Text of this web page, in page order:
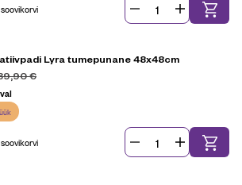
Lyra tumepunane 48x48cm
€